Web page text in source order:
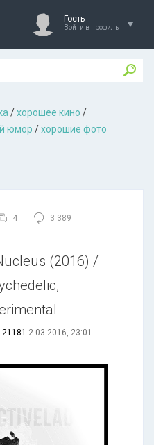
Гость
Войти в профиль
/хорошее кино /
юмор /хорошие фото
4 3 389
(2016) /
2-03-2016, 23:01